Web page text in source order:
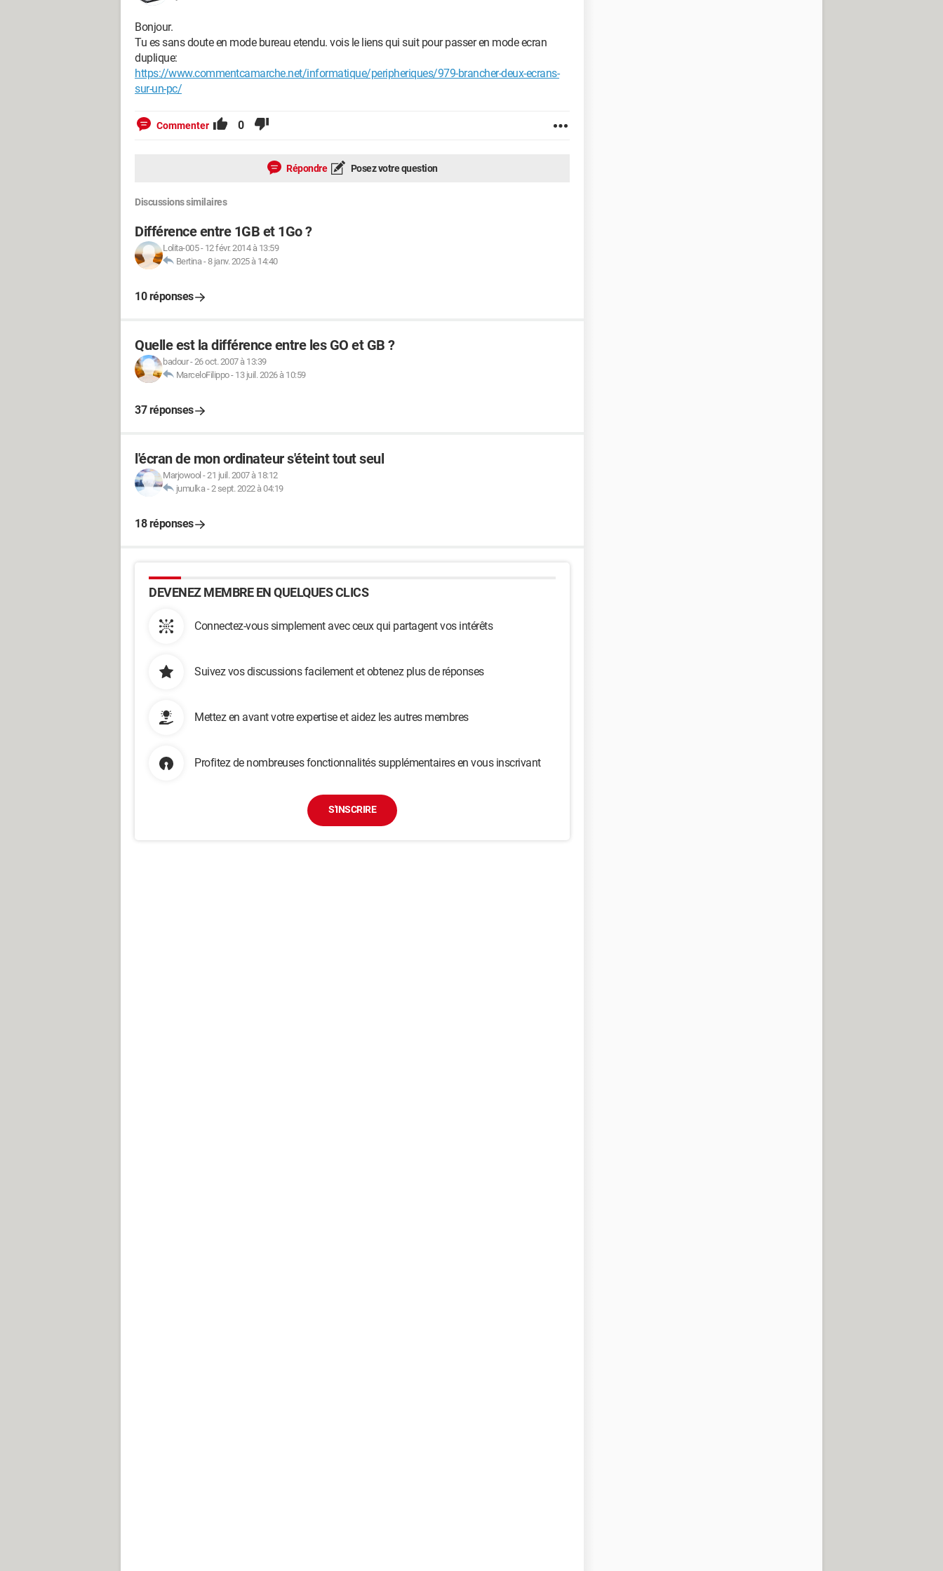
Bonjour.
Tu es sans doute en mode bureau etendu. vois le liens qui suit pour passer en mode ecran
duplique:
https://www.commentcamarche.net/informatique/peripheriques/979-brancher-deux-ecrans-
sur-un-pc/
Commenter 0
Répondre Posez votre question
Discussions similaires
Différence entre 1GB et 1Go ?
Lolita-005- 12 févr. 2014 à 13:59
Bertina-8 janv. 2025 à 14:40
10 réponses
Quelle est la différence entre les GO et GB ?
badour-26 oct. 2007 à 13:39
MarceloFilippo- 13 juil. 2026 à 10:59
37 réponses
l'écran de mon ordinateur s'éteint tout seul
Marjowool -21 juil. 2007 à 18:12
jumulka-2 sept. 2022 à 04:19
18 réponses
DEVENEZ MEMBRE EN QUELQUES CLICS
Connectez-vous simplement avec ceux qui partagent vos intérêts
Suivez vos discussions facilement et obtenez plus de réponses
Mettez en avant votre expertise et aidez les autres membres
Profitez de nombreuses fonctionnalités supplémentaires en vous inscrivant
S'INSCRIRE